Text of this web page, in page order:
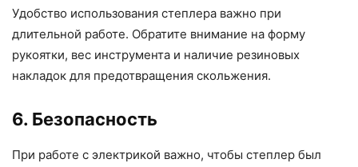
Удобство использования степлера важно при
длительной работе. Обратите внимание на форму
рукоятки, вес инструмента и наличие резиновых
накладок для предотвращения скольжения.
6. Безопасность
При работе с электрикой важно, чтобы степлер был